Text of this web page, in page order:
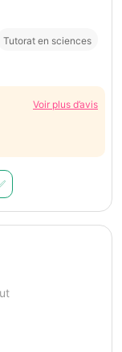
Tutorat en sciences
Voir plus d’avis